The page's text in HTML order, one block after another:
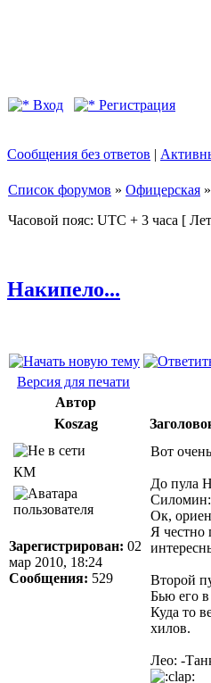
Вход
Регистрация
Сообщения без ответов |
Список форумов » Офицерская »
Часовой пояс: UTC + 3 часа [
Накипело...
Версия для печати
Автор
Koszag
КМ
Зарегистрирован: 02
мар 2010, 18:24
Сообщения: 529
Вот
До пула
Силомин:
Ок,
Я честно
Второй
Бью его
Куда то
хилов.
Лео: -